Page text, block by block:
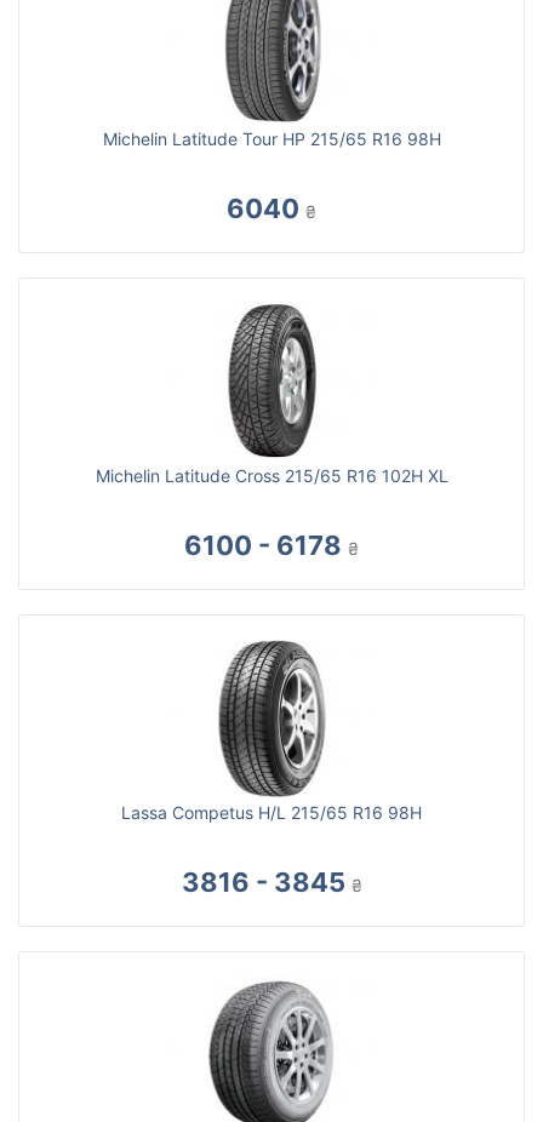
Michelin Latitude Tour HP 215/65 R16 98H
6040 ₴
Michelin Latitude Cross 215/65 R16 102H XL
6100 - 6178 ₴
Lassa Competus H/L 215/65 R16 98H
3816 - 3845 ₴